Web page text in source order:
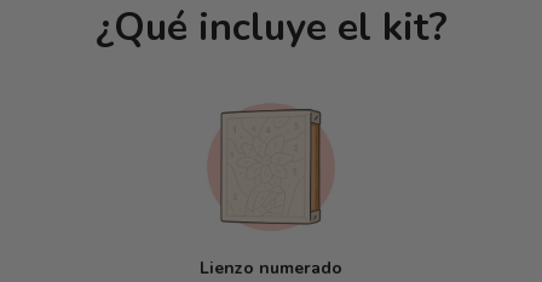
¿Qué incluye el kit?
Lienzo numerado